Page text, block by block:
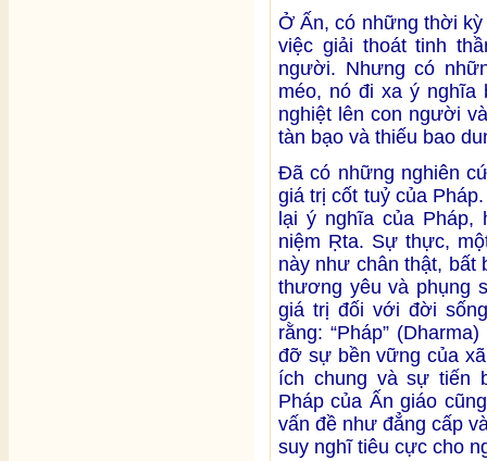
Ở Ấn, có những thời
việc giải thoát tinh
người. Nhưng có
méo, nó đi xa ý nghĩa
nghiệt lên con người
tàn bạo và thiếu bao
Đã có những nghiên
giá trị cốt tuỷ của
lại ý nghĩa của
niệm Ṛta. Sự thực,
này như chân thật, bất
thương yêu và phụng
giá trị đối với đời
rằng: “Pháp”
đỡ sự bền vững của
ích chung và sự tiến
Pháp của Ấn giáo
vấn đề như đẳng cấp
suy nghĩ tiêu cực cho